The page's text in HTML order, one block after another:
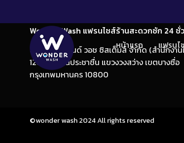
หน้าแรก แฟรนไ
Wonder Wash แฟรนไชส์ร้านสะดวกซัก 24 ชั่
บริษัท แอสเซนด์ วอช ซิสเต็มส์ จำกัด (สำนักงา
1285/2 ถนนประชาชื่น แขวงวงสว่าง เขตบางซื่อ
กรุงเทพมหานคร 10800
©wonder wash 2024 All rights reserved